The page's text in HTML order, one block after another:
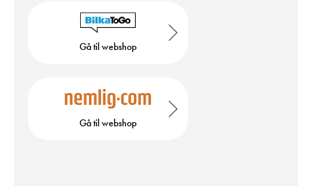
Gå til webshop
Gå til webshop